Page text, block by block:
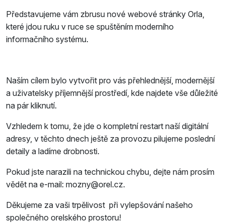
Představujeme vám zbrusu nové webové stránky Orla,
které jdou ruku v ruce se spuštěním moderního
informačního systému.
Naším cílem bylo vytvořit pro vás přehlednější, modernější
a uživatelsky příjemnější prostředí, kde najdete vše důležité
na pár kliknutí.
Vzhledem k tomu, že jde o kompletní restart naší digitální
adresy, v těchto dnech ještě za provozu pilujeme poslední
detaily a ladíme drobnosti.
Pokud jste narazili na technickou chybu, dejte nám prosím
vědět na e-mail: mozny@orel.cz.
Děkujeme za vaši trpělivost při vylepšování našeho
společného orelského prostoru!